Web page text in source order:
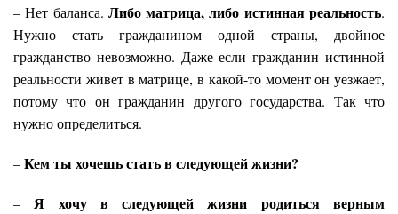
– Нет баланса. Либо матрица, либо истинная реальность.
Нужно стать гражданином одной страны, двойное
гражданство невозможно. Даже если гражданин истинной
реальности живет в матрице, в какой-то момент он уезжает,
потому что он гражданин другого государства. Так что
нужно определиться.
–Кем ты хочешь стать в следующей жизни?
– Я хочу в следующей жизни родиться верным